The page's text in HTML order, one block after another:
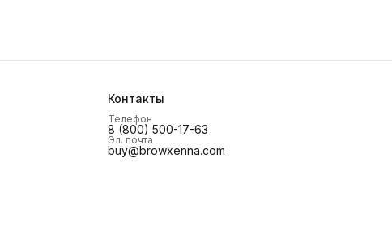
Контакты
Телефон
8 (800) 500-17-63
Эл. почта
buy@browxenna.com